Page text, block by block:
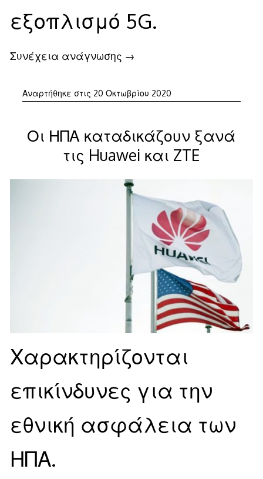
εξοπλισμό 5G.
Συνέχεια ανάγνωσης →
Αναρτήθηκε στις 20 Οκτωβρίου 2020
Οι ΗΠΑ καταδικάζουν ξανά
τις Huawei και ZTE
Χαρακτηρίζονται
επικίνδυνες για την
εθνική ασφάλεια των
ΗΠΑ.